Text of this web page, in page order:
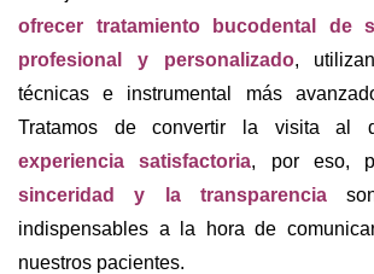
ofrecer tratamiento bucodental de
profesional y personalizado,
técnicas e instrumental más
Tratamos de convertir la visita al
experiencia satisfactoria, por eso,
sinceridad y la transparencia
indispensables a la hora de
nuestros pacientes.